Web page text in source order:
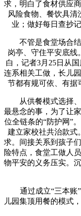
求，明白了食材供应
风险食物、餐饮具清
业；做好每日查抄
不管是食堂场合结
岗亭、守住平安底线
白，记者3月25日从
连系相关工做，长儿
节都有规可依、有据
从供餐模式选择、
最悬念的事，为了让
位全链条的“防护网”
建立家校社共治款式
求。间接关系到孩子
险特点，食堂工做人
物平安的义务压实。
通过成立“三本账”
儿园集顶用餐的模式